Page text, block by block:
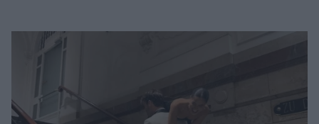
Μαλλιά - Νύχια
Μακιγιάζ
Beauty News
Well being